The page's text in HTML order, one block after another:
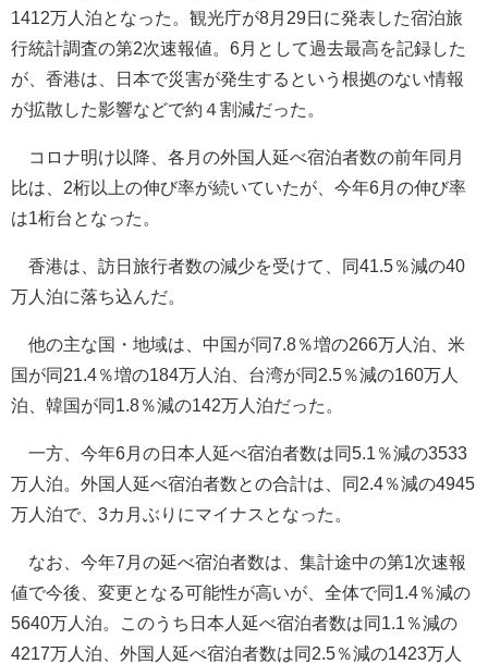
1412万人泊となった。観光庁が8月29日に発表した宿泊旅
行統計調査の第2次速報値。6月として過去最高を記録した
が、香港は、日本で災害が発生するという根拠のない情報
が拡散した影響などで約４割減だった。
コロナ明け以降、各月の外国人延べ宿泊者数の前年同月
比は、2桁以上の伸び率が続いていたが、今年6月の伸び率
は1桁台となった。
香港は、訪日旅行者数の減少を受けて、同41.5％減の40
万人泊に落ち込んだ。
他の主な国・地域は、中国が同7.8％増の266万人泊、米
国が同21.4％増の184万人泊、台湾が同2.5％減の160万人
泊、韓国が同1.8％減の142万人泊だった。
一方、今年6月の日本人延べ宿泊者数は同5.1％減の3533
万人泊。外国人延べ宿泊者数との合計は、同2.4％減の4945
万人泊で、3カ月ぶりにマイナスとなった。
なお、今年7月の延べ宿泊者数は、集計途中の第1次速報
値で今後、変更となる可能性が高いが、全体で同1.4％減の
5640万人泊。このうち日本人延べ宿泊者数は同1.1％減の
4217万人泊、外国人延べ宿泊者数は同2.5％減の1423万人